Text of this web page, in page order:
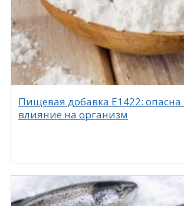
Пищевая добавка Е1422: опасна
влияние на организм